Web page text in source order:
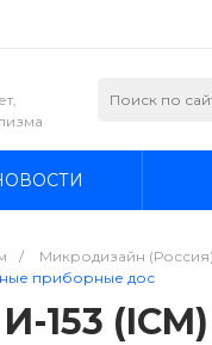
/ Микродизайн (Россия)
приборные дос
153